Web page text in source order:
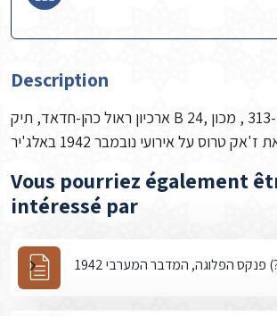
Description
ארכיון ראול כהן-חדאד, תיק B 24, עמודים 313-321 , מכון
טרוס על אירועי נובמבר 1942 באלג'יר
Vous pourriez également
intéressé par
1942 (?)